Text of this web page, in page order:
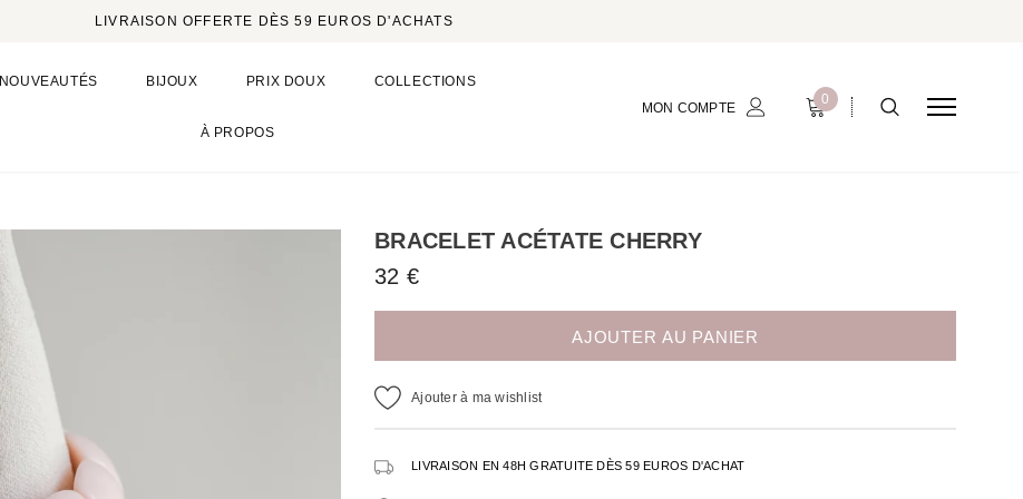
LIVRAISON OFFERTE DÈS 59 EUROS D'ACHATS
NOUVEAUTÉS BIJOUX PRIX DOUX COLLECTIONS
À PROPOS
MON COMPTE
0
BRACELET ACÉTATE CHERRY
32 €
Ajouter à ma wishlist
LIVRAISON EN 48H GRATUITE DÈS 59 EUROS D'ACHAT